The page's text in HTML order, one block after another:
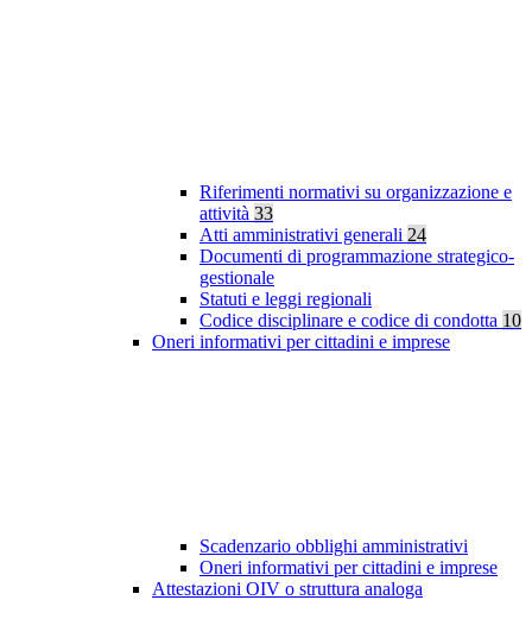
Riferimenti normativi su organizzazione e
attività 33
Atti amministrativi generali 24
Documenti di programmazione strategico-
gestionale
Statuti e leggi regionali
Codice disciplinare e codice di condotta 10
Oneri informativi per cittadini e imprese
Scadenzario obblighi amministrativi
Oneri informativi per cittadini e imprese
Attestazioni OIV o struttura analoga